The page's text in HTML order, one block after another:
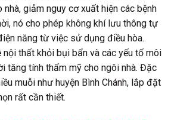
nhà, giảm nguy cơ xuất hiện các bệnh
nó cho phép không khí lưu thông tự
năng từ việc sử dụng điều hòa.
thất khỏi bụi bẩn và các yếu tố môi
tăng tính thẩm mỹ cho ngôi nhà. Đặc
muỗi như huyện Bình Chánh, lắp đặt
rất cần thiết.